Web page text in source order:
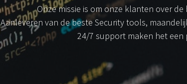
Onze missie is om onze klanten over
Aanleveren van de beste Security tools,
24/7 support maken het een